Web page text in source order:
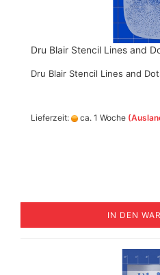
Dru Blair Stencil Lines and
Dru Blair Stencil Lines and
Lieferzeit: ca. 1 Woche
IN DEN